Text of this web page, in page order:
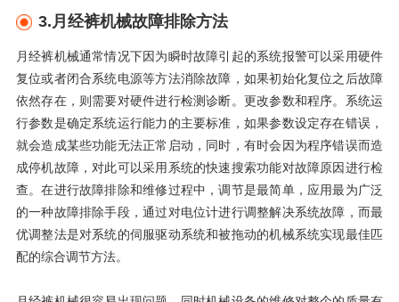
3.月经裤机械故障排除方法
月经裤机械通常情况下因为瞬时故障引起的系统报警可以采用硬件
复位或者闭合系统电源等方法消除故障，如果初始化复位之后故障
依然存在，则需要对硬件进行检测诊断。更改参数和程序。系统运
行参数是确定系统运行能力的主要标准，如果参数设定存在错误，
就会造成某些功能无法正常启动，同时，有时会因为程序错误而造
成停机故障，对此可以采用系统的快速搜索功能对故障原因进行检
查。在进行故障排除和维修过程中，调节是最简单，应用最为广泛
的一种故障排除手段，通过对电位计进行调整解决系统故障，而最
优调整法是对系统的伺服驱动系统和被拖动的机械系统实现最佳匹
配的综合调节方法。